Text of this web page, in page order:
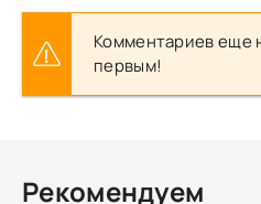
Комментариев еще
первым!
Рекомендуем